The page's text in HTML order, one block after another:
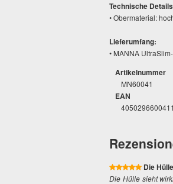
Technische
• Obermaterial:
Lieferumfang:
• MANNA
Artikelnummer
MN60041
EAN
Die
Die Hülle sieht